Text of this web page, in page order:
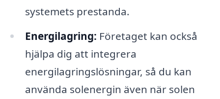
systemets prestanda.
Energilagring: Företaget kan också
hjälpa dig att integrera
energilagringslösningar, så du kan
använda solenergin även när solen